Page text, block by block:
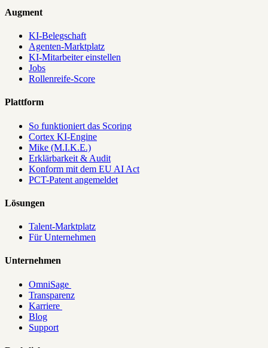
Augment
KI-Belegschaft
Agenten-Marktplatz
KI-Mitarbeiter einstellen
Jobs
Rollenreife-Score
Plattform
So funktioniert das Scoring
Cortex KI-Engine
Mike (M.I.K.E.)
Erklärbarkeit & Audit
Konform mit dem EU AI Act
PCT-Patent angemeldet
Lösungen
Talent-Marktplatz
Für Unternehmen
Unternehmen
OmniSage
Transparenz
Karriere
Blog
Support